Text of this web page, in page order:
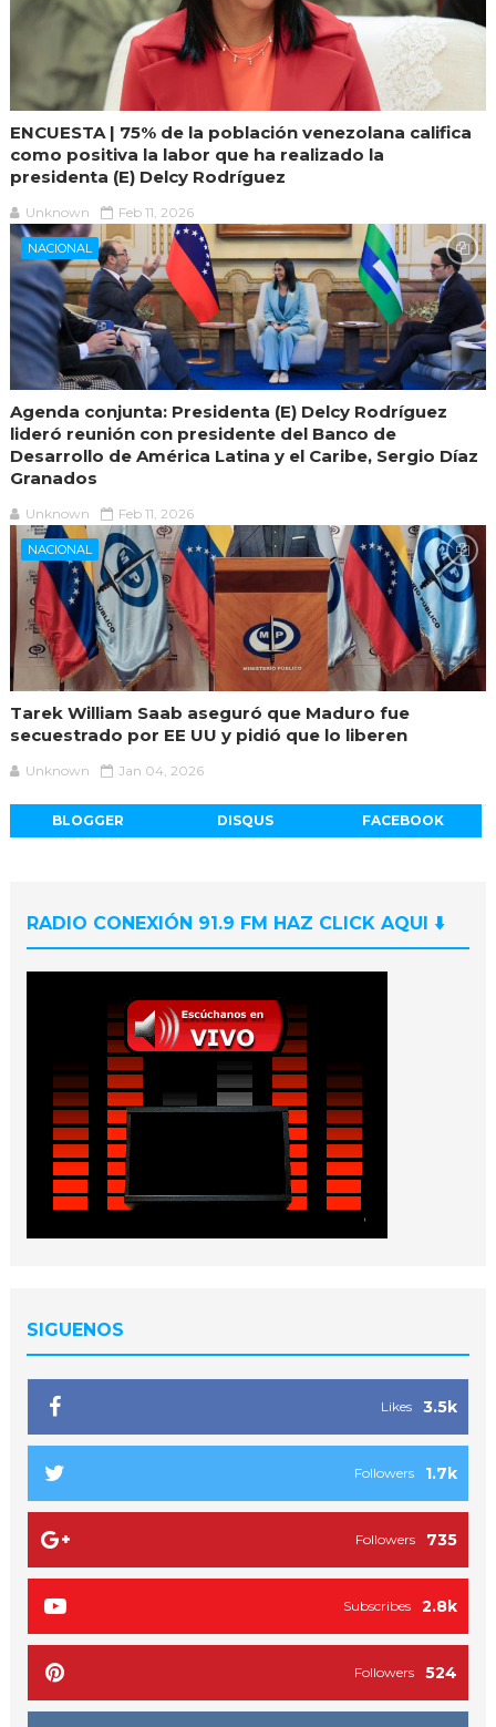
ENCUESTA | 75% de la población venezolana califica
como positiva la labor que ha realizado la
presidenta (E) Delcy Rodríguez
Unknown Feb 11, 2026
NACIONAL
Agenda conjunta: Presidenta (E) Delcy Rodríguez
lideró reunión con presidente del Banco de
Desarrollo de América Latina y el Caribe, Sergio Díaz
Granados
Unknown Feb 11, 2026
NACIONAL
Tarek William Saab aseguró que Maduro fue
secuestrado por EE UU y pidió que lo liberen
Unknown Jan 04, 2026
BLOGGER DISQUS FACEBOOK
RADIO CONEXIÓN 91.9 FM HAZ CLICK AQUI ⬇️
SIGUENOS
3.5k
Likes
1.7k
Followers
735
Followers
2.8k
Subscribes
524
Followers